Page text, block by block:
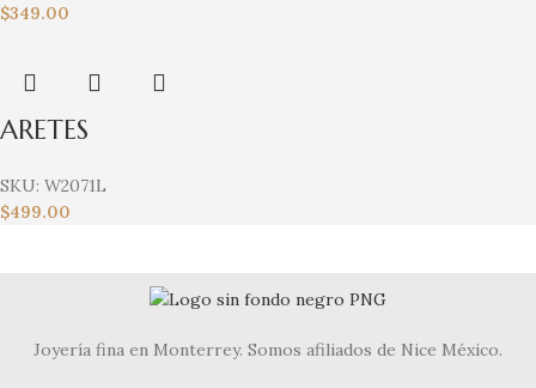
$349.00
ARETES
SKU: W2071L
$499.00
Joyería fina en Monterrey. Somos afiliados de Nice México.